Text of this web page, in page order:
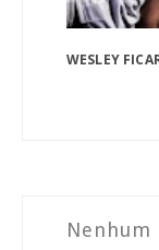
WESLEY